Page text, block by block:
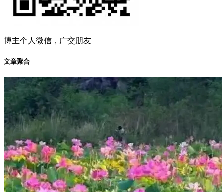
博主个人微信，广交朋友
文章聚合